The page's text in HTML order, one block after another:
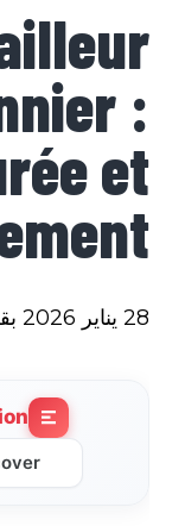
:
et
28 يناير 2026